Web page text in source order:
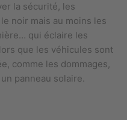
la sécurité, les
noir mais au moins les
qui éclaire les
que les véhicules sont
comme les dommages,
panneau solaire.